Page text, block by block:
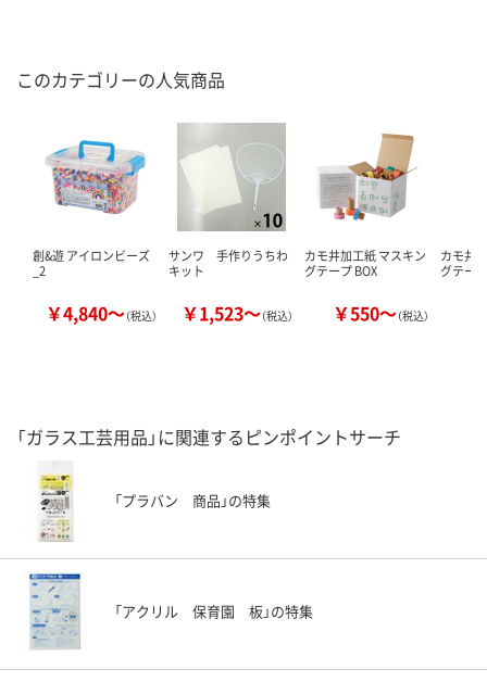
このカテゴリーの人気商品
創&遊 アイロンビーズ
_2
￥4,840～（税込）
サンワ 手作りうちわ
キット
￥1,523～（税込）
カモ井加工紙 マスキン
グテープ BOX
￥550～（税込）
カモ井
グテー
「ガラス工芸用品」に関連するピンポイントサーチ
「プラバン 商品」の特集
「アクリル 保育園 板」の特集